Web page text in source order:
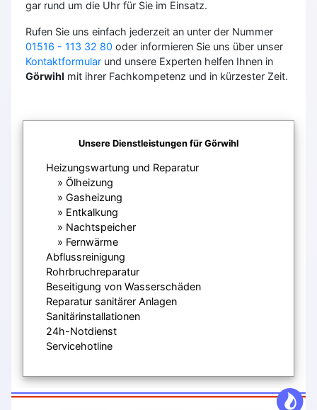
gar rund um die Uhr für Sie im Einsatz.
Rufen Sie uns einfach jederzeit an unter der Nummer
01516 - 113 32 80 oder informieren Sie uns über unser
Kontaktformular und unsere Experten helfen Ihnen in
Görwihl mit ihrer Fachkompetenz und in kürzester Zeit.
Unsere Dienstleistungen für Görwihl
Heizungswartung und Reparatur
Ölheizung
Gasheizung
Entkalkung
Nachtspeicher
Fernwärme
Abflussreinigung
Rohrbruchreparatur
Beseitigung von Wasserschäden
Reparatur sanitärer Anlagen
Sanitärinstallationen
24h-Notdienst
Servicehotline